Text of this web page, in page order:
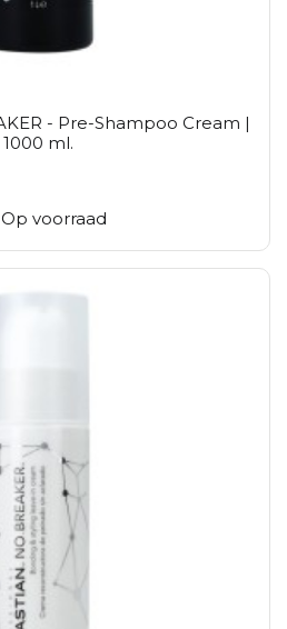
- Pre-Shampoo Cream |
1000 ml.
Op voorraad